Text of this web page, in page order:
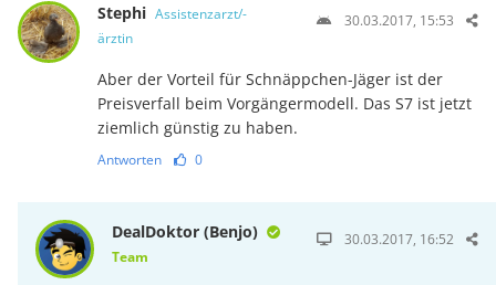
Stephi Assistenzarzt/-
ärztin
30.03.2017, 15:53
Aber der Vorteil für Schnäppchen-Jäger ist der
Preisverfall beim Vorgängermodell. Das S7 ist jetzt
ziemlich günstig zu haben.
Antworten 0
DealDoktor (Benjo)
Team
30.03.2017, 16:52